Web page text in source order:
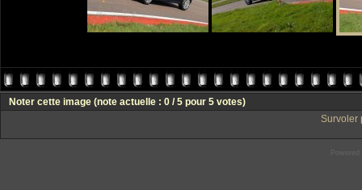
Noter cette image (note actuelle : 0 / 5 pour 5 votes)
Survoler